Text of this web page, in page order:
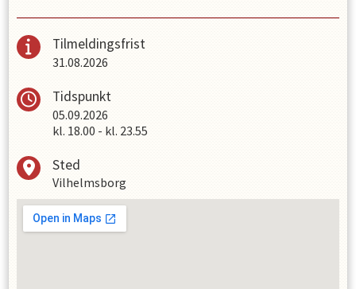
Tilmeldingsfrist
31.08.2026
Tidspunkt
05.09.2026
kl. 18.00 - kl. 23.55
Sted
Vilhelmsborg